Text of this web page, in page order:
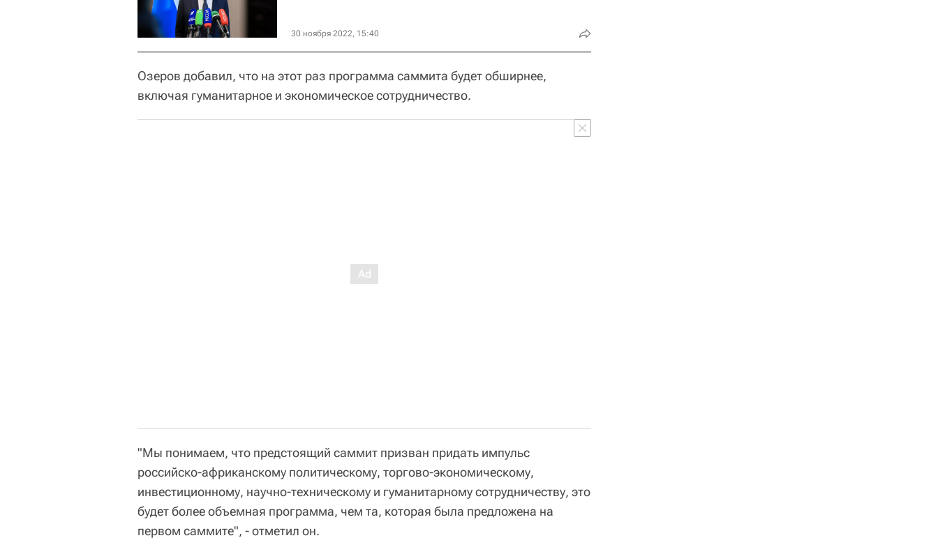
30 ноября 2022, 15:40
Озеров добавил, что на этот раз программа саммита будет обширнее,
включая гуманитарное и экономическое сотрудничество.
"Мы понимаем, что предстоящий саммит призван придать импульс
российско-африканскому политическому, торгово-экономическому,
инвестиционному, научно-техническому и гуманитарному сотрудничеству, это
будет более объемная программа, чем та, которая была предложена на
первом саммите", - отметил он.